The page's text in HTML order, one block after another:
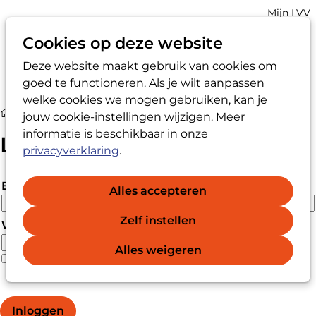
Cookies op deze website
Deze website maakt gebruik van cookies om
goed te functioneren. Als je wilt aanpassen
welke cookies we mogen gebruiken, kan je
jouw cookie-instellingen wijzigen. Meer
informatie is beschikbaar in onze
privacyverklaring.
Alles accepteren
Zelf instellen
Alles weigeren
Zoek
Account
Mijn LVV
Login
Login
E-mailadres
Wachtwoord
Wachtwoord weergeven
Wachtwoord vergeten?
Inloggen